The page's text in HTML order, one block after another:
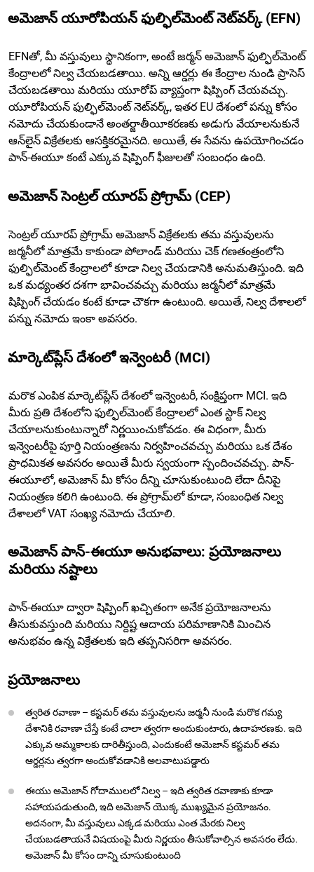
అమెజాన్ యూరోపియన్ ఫుల్ఫిల్‌మెంట్ నెట్‌వర్క్ (EFN)
EFNతో, మీ వస్తువులు స్థానికంగా, అంటే జర్మన్ అమెజాన్ ఫుల్ఫిల్‌మెంట్
కేంద్రాలలో నిల్వ చేయబడతాయి. అన్ని ఆర్డర్లు ఈ కేంద్రాల నుండి ప్రాసెస్
చేయబడతాయి మరియు యూరోప్ వ్యాప్తంగా షిప్పింగ్ చేయవచ్చు.
యూరోపియన్ ఫుల్ఫిల్‌మెంట్ నెట్‌వర్క్, ఇతర EU దేశంలో పన్ను కోసం
నమోదు చేయకుండానే అంతర్జాతీయీకరణకు అడుగు వేయాలనుకునే
ఆన్‌లైన్ విక్రేతలకు ఆసక్తికరమైనది. అయితే, ఈ సేవను ఉపయోగించడం
పాన్-ఈయూ కంటే ఎక్కువ షిప్పింగ్ ఫీజులతో సంబంధం ఉంది.
అమెజాన్ సెంట్రల్ యూరప్ ప్రోగ్రామ్ (CEP)
సెంట్రల్ యూరప్ ప్రోగ్రామ్ అమెజాన్ విక్రేతలకు తమ వస్తువులను
జర్మనీలో మాత్రమే కాకుండా పోలాండ్ మరియు చెక్ గణతంత్రంలోని
ఫుల్ఫిల్‌మెంట్ కేంద్రాలలో కూడా నిల్వ చేయడానికి అనుమతిస్తుంది. ఇది
ఒక మధ్యంతర దశగా భావించవచ్చు మరియు జర్మనీలో మాత్రమే
షిప్పింగ్ చేయడం కంటే కూడా చౌకగా ఉంటుంది. అయితే, నిల్వ దేశాలలో
పన్ను నమోదు ఇంకా అవసరం.
మార్కెట్‌ప్లేస్ దేశంలో ఇన్వెంటరీ (MCI)
మరొక ఎంపిక మార్కెట్‌ప్లేస్ దేశంలో ఇన్వెంటరీ, సంక్షిప్తంగా MCI. ఇది
మీరు ప్రతి దేశంలోని ఫుల్ఫిల్‌మెంట్ కేంద్రాలలో ఎంత స్టాక్ నిల్వ
చేయాలనుకుంటున్నారో నిర్ణయించుకోవడం. ఈ విధంగా, మీరు
ఇన్వెంటరీపై పూర్తి నియంత్రణను నిర్వహించవచ్చు మరియు ఒక దేశం
ప్రాధమికత అవసరం అయితే మీరు స్వయంగా స్పందించవచ్చు. పాన్-
ఈయూలో, అమెజాన్ మీ కోసం దీన్ని చూసుకుంటుంది లేదా దీనిపై
నియంత్రణ కలిగి ఉంటుంది. ఈ ప్రోగ్రామ్‌లో కూడా, సంబంధిత నిల్వ
దేశాలలో VAT సంఖ్య నమోదు చేయాలి.
అమెజాన్ పాన్-ఈయూ అనుభవాలు: ప్రయోజనాలు
మరియు నష్టాలు
పాన్-ఈయూ ద్వారా షిప్పింగ్ ఖచ్చితంగా అనేక ప్రయోజనాలను
తీసుకువస్తుంది మరియు నిర్దిష్ట ఆదాయ పరిమాణానికి మించిన
అనుభవం ఉన్న విక్రేతలకు ఇది తప్పనిసరిగా అవసరం.
ప్రయోజనాలు
త్వరిత రవాణా – కస్టమర్ తమ వస్తువులను జర్మనీ నుండి మరొక గమ్య
దేశానికి రవాణా చేస్తే కంటే చాలా త్వరగా అందుకుంటారు, ఉదాహరణకు. ఇది
ఎక్కువ అమ్మకాలకు దారితీస్తుంది, ఎందుకంటే అమెజాన్ కస్టమర్ తమ
ఆర్డర్లను త్వరగా అందుకోవడానికి అలవాటుపడ్డారు
ఈయు అమెజాన్ గోదాములలో నిల్వ – ఇది త్వరిత రవాణాకు కూడా
సహాయపడుతుంది, ఇది అమెజాన్ యొక్క ముఖ్యమైన ప్రయోజనం.
అదనంగా, మీ వస్తువులు ఎక్కడ మరియు ఎంత మేరకు నిల్వ
చేయబడతాయనే విషయంపై మీరు నిర్ణయం తీసుకోవాల్సిన అవసరం లేదు.
అమెజాన్ మీ కోసం దాన్ని చూసుకుంటుంది